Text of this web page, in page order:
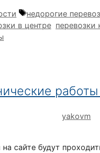
Метки
недорогие
в центре перевозки
работы
yakovm
на сайте будут